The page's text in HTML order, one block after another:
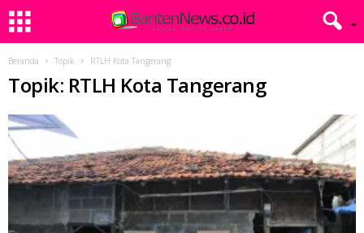
Beranda Topik RTLH Kota Tangerang
Topik: RTLH Kota Tangerang